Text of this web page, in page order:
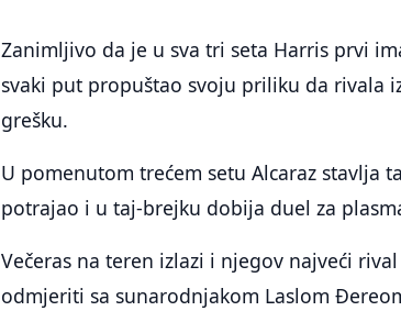
Zanimljivo da je u sva tri seta Harris prvi
svaki put propuštao svoju priliku da rivala
grešku.
U pomenutom trećem setu Alcaraz stavlja
potrajao i u taj-brejku dobija duel za
Večeras na teren izlazi i njegov najveći
odmjeriti sa sunarodnjakom Laslom